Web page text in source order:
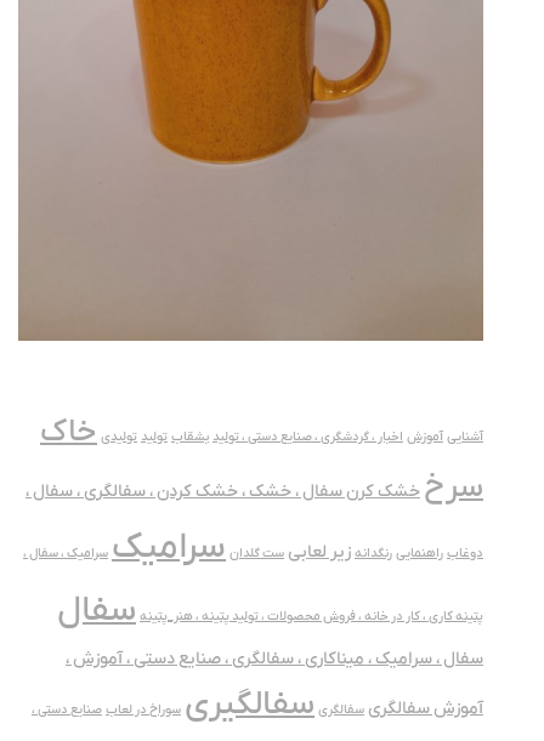
آشنایی آموزش اخبار ، گردشگری ، صنایع دستی ، تولید بشقاب تولید تولیدی خاک
سرخ خشک کرن سفال ، خشک ، خشک کردن ، سفالگری ، سفال ،
دوغاب راهنمایی رنگدانه زیر لعابی ست گلدان سرامیک سرامیک ، سفال ،
پتینه کاری ، کار در خانه ، فروش محصولات ، تولید پتینه ، هنر_پتینه سفال
سفال ، سرامیک ، میناکاری ، سفالگری ، صنایع دستی ، آموزش ،
آموزش سفالگری سفالگری سفالگیری سوراخ در لعاب صنایع دستی ،